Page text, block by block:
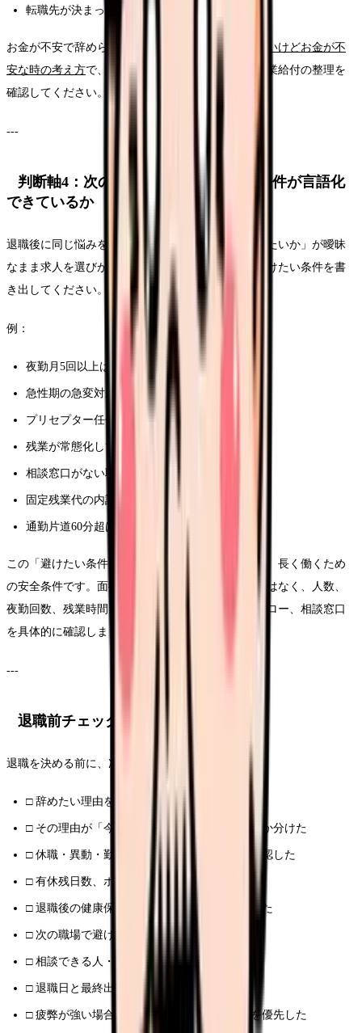
転職先が決まっているか、休む期間を作るか
お金が不安で辞められない場合は、
看護師を辞めたいけどお金が不
安な時の考え方で、固定費・有休・傷病手当金・失業給付の整理を
確認してください。
---
判断軸4：次の職場で絶対に避けたい条件が言語化
できているか
退職後に同じ悩みを繰り返す人は、「次は何を避けたいか」が曖昧
なまま求人を選びがちです。求人票を見る前に、避けたい条件を書
き出してください。
例：
夜勤月5回以上は避けたい
急性期の急変対応中心は避けたい
プリセプター任せの教育体制は避けたい
残業が常態化している職場は避けたい
相談窓口がない職場は避けたい
固定残業代の内訳が不明な求人は避けたい
通勤片道60分超は避けたい
この「避けたい条件」は、わがままではありません。長く働くため
の安全条件です。面接・見学では、曖昧な雰囲気ではなく、人数、
夜勤回数、残業時間、教育体制、中途入職者のフォロー、相談窓口
を具体的に確認しましょう。
---
退職前チェックリスト
退職を決める前に、次の項目を確認してください。
□ 辞めたい理由を3つ以上書き出した
□ その理由が「今の職場」か「看護そのもの」か分けた
□ 休職・異動・勤務調整で軽くなる可能性を確認した
□ 有休残日数、ボーナス、退職金を確認した
□ 退職後の健康保険・年金・失業給付を確認した
□ 次の職場で避けたい条件を書き出した
□ 相談できる人・窓口を1つ以上決めた
□ 退職日と最終出勤日を分けて考えた
□ 疲弊が強い場合は、転職活動より休むことを優先した